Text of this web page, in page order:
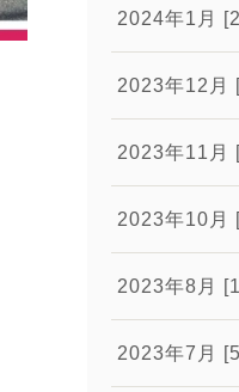
2024年1月
2023年12月
2023年11月
2023年10月
2023年8月
2023年7月